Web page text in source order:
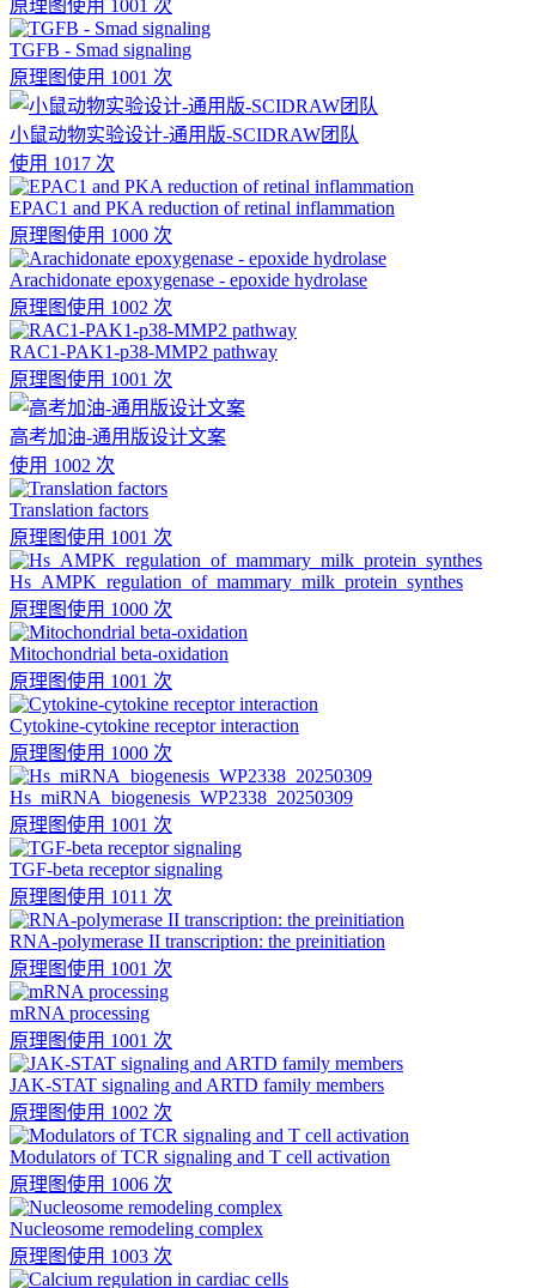
原理图使用 1001 次
TGFB - Smad signaling
原理图使用 1001 次
小鼠动物实验设计-通用版-SCIDRAW团队
使用 1017 次
EPAC1 and PKA reduction of retinal inflammation
原理图使用 1000 次
Arachidonate epoxygenase - epoxide hydrolase
原理图使用 1002 次
RAC1-PAK1-p38-MMP2 pathway
原理图使用 1001 次
高考加油-通用版设计文案
使用 1002 次
Translation factors
原理图使用 1001 次
Hs_AMPK_regulation_of_mammary_milk_protein_synthes
原理图使用 1000 次
Mitochondrial beta-oxidation
原理图使用 1001 次
Cytokine-cytokine receptor interaction
原理图使用 1000 次
Hs_miRNA_biogenesis_WP2338_20250309
原理图使用 1001 次
TGF-beta receptor signaling
原理图使用 1011 次
RNA-polymerase II transcription: the preinitiation
原理图使用 1001 次
mRNA processing
原理图使用 1001 次
JAK-STAT signaling and ARTD family members
原理图使用 1002 次
Modulators of TCR signaling and T cell activation
原理图使用 1006 次
Nucleosome remodeling complex
原理图使用 1003 次